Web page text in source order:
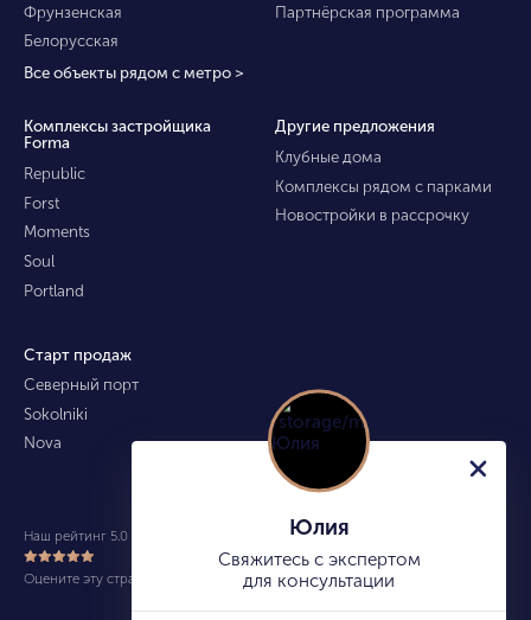
Фрунзенская
Белорусская
Все объекты рядом с метро >
Партнёрская программа
Комплексы застройщика
Forma
Republic
Forst
Moments
Soul
Portland
Другие предложения
Клубные дома
Комплексы рядом с парками
Новостройки в рассрочку
Старт продаж
Северный порт
Sokolniki
Nova
Наш рейтинг 5.0 из 5 (490)
Оцените эту страницу
Юлия
Свяжитесь с экспертом
для консультации